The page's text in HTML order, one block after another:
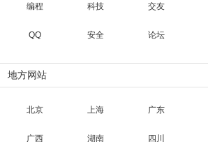
编程 科技 交友
QQ 安全 论坛
地方网站
北京 上海 广东
广西 湖南 四川